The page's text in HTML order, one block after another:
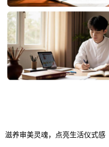
滋养审美灵魂，点亮生活仪式感